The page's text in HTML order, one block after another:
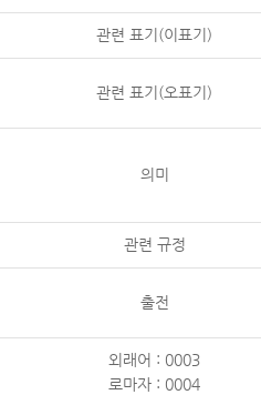
관련 표기(이표기)
관련 표기(오표기)
의미
관련 규정
출전
외래어 : 0003
로마자 : 0004